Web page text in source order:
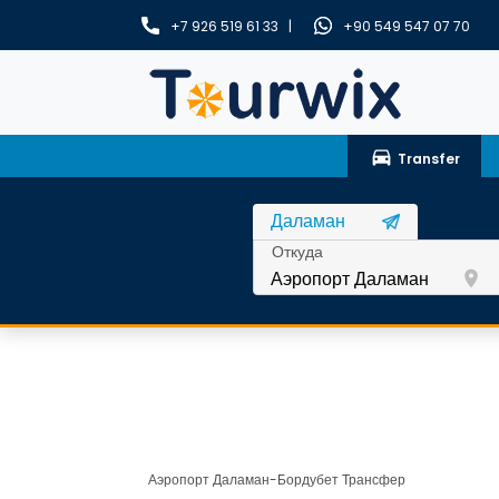
+7 926 519 61 33 | +90 549 547 07 70
drive_eta Transfer
Откуда
room
Аэропорт Даламан-Бордубет Трансфер